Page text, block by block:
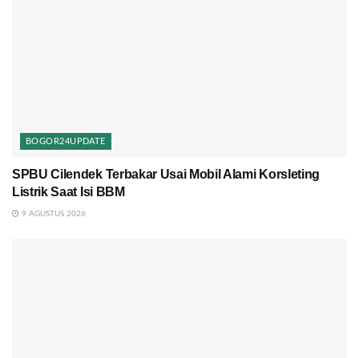
BOGOR24UPDATE
SPBU Cilendek Terbakar Usai Mobil Alami Korsleting
Listrik Saat Isi BBM
9 AGUSTUS 2026